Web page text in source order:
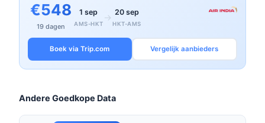
€548
19 dagen
1 sep
AMS-HKT
→ 20 sep
HKT-AMS
Boek via Trip.com Vergelijk aanbieders
Andere Goedkope Data